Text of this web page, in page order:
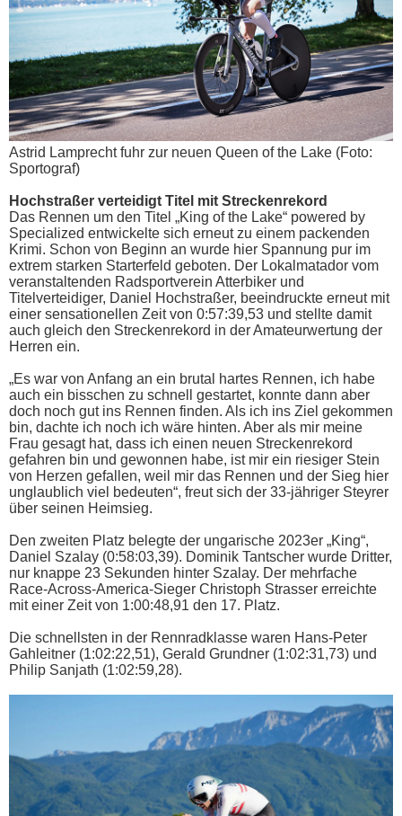
Astrid Lamprecht fuhr zur neuen Queen of the Lake (Foto:
Sportograf)
Hochstraßer verteidigt Titel mit Streckenrekord
Das Rennen um den Titel „King of the Lake“ powered by
Specialized entwickelte sich erneut zu einem packenden
Krimi. Schon von Beginn an wurde hier Spannung pur im
extrem starken Starterfeld geboten. Der Lokalmatador vom
veranstaltenden Radsportverein Atterbiker und
Titelverteidiger, Daniel Hochstraßer, beeindruckte erneut mit
einer sensationellen Zeit von 0:57:39,53 und stellte damit
auch gleich den Streckenrekord in der Amateurwertung der
Herren ein.
„Es war von Anfang an ein brutal hartes Rennen, ich habe
auch ein bisschen zu schnell gestartet, konnte dann aber
doch noch gut ins Rennen finden. Als ich ins Ziel gekommen
bin, dachte ich noch ich wäre hinten. Aber als mir meine
Frau gesagt hat, dass ich einen neuen Streckenrekord
gefahren bin und gewonnen habe, ist mir ein riesiger Stein
von Herzen gefallen, weil mir das Rennen und der Sieg hier
unglaublich viel bedeuten“, freut sich der 33-jähriger Steyrer
über seinen Heimsieg.
Den zweiten Platz belegte der ungarische 2023er „King“,
Daniel Szalay (0:58:03,39). Dominik Tantscher wurde Dritter,
nur knappe 23 Sekunden hinter Szalay. Der mehrfache
Race-Across-America-Sieger Christoph Strasser erreichte
mit einer Zeit von 1:00:48,91 den 17. Platz.
Die schnellsten in der Rennradklasse waren Hans-Peter
Gahleitner (1:02:22,51), Gerald Grundner (1:02:31,73) und
Philip Sanjath (1:02:59,28).